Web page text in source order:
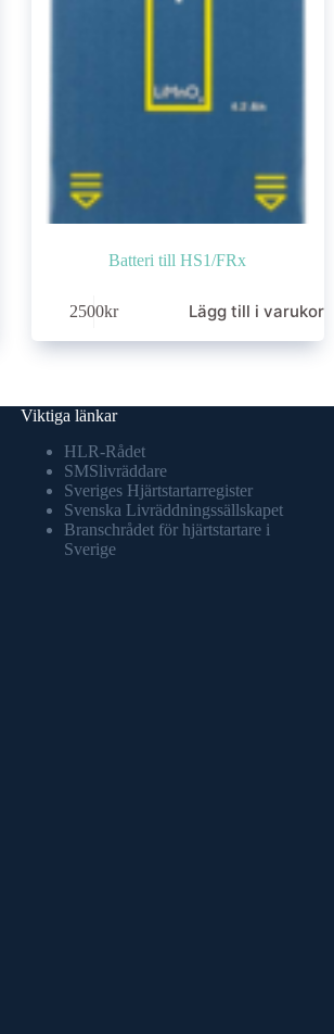
Batteri till HS1/FRx
2500kr Lägg till i varukorg
Viktiga länkar
HLR-Rådet
SMSlivräddare
Sveriges Hjärtstartarregister
Svenska Livräddningssällskapet
Branschrådet för hjärtstartare i
Sverige